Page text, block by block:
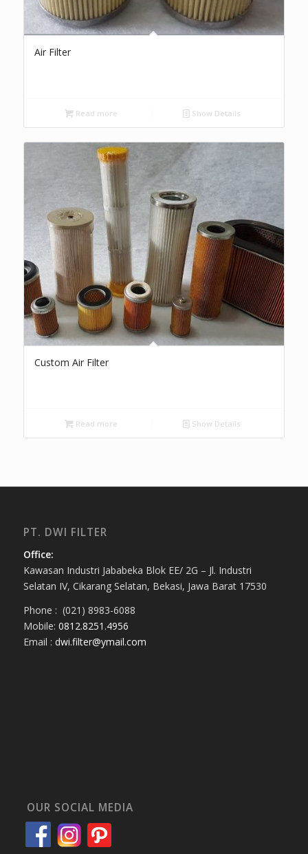
Air Filter
Read more Show Details
Custom Air Filter
Read more Show Details
PT. DWI FILTER
Office:
Kawasan Industri Jababeka Blok EE/ 2G – Jl. Industri
Selatan IV, Cikarang Selatan, Bekasi, Jawa Barat 17530
Phone : (021) 8983-6088
Mobile: 0812.8251.4956
Email : dwi.filter@ymail.com
OUR SOCIAL MEDIA